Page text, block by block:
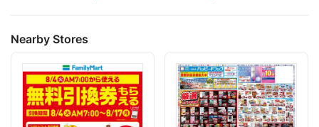
Nearby Stores